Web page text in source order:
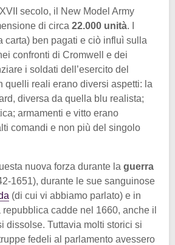
secolo, il New Model Army
di circa 22.000 unità. I
carta) ben pagati e ciò influì sulla
confronti di Cromwell e dei
i soldati dell’esercito del
quelli reali erano diversi aspetti: la
diversa da quella blu realista;
armamenti e vitto erano
comandi e non più del singolo
nuova forza durante la guerra
1651), durante le sue sanguinose
(di cui vi abbiamo parlato) e in
cadde nel 1660, anche il
dissolse. Tuttavia molti storici si
fedeli al parlamento avessero